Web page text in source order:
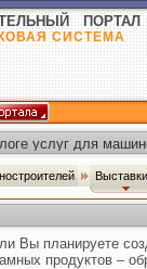
ПОРТАЛ
СИСТЕМА
услуг для
Вы планируете
продуктов –